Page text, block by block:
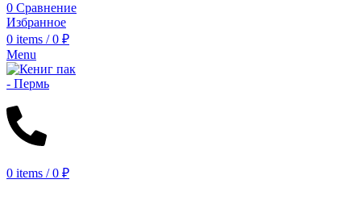
0 Сравнение
Избранное
0 items / 0 ₽
Menu
0 items / 0 ₽